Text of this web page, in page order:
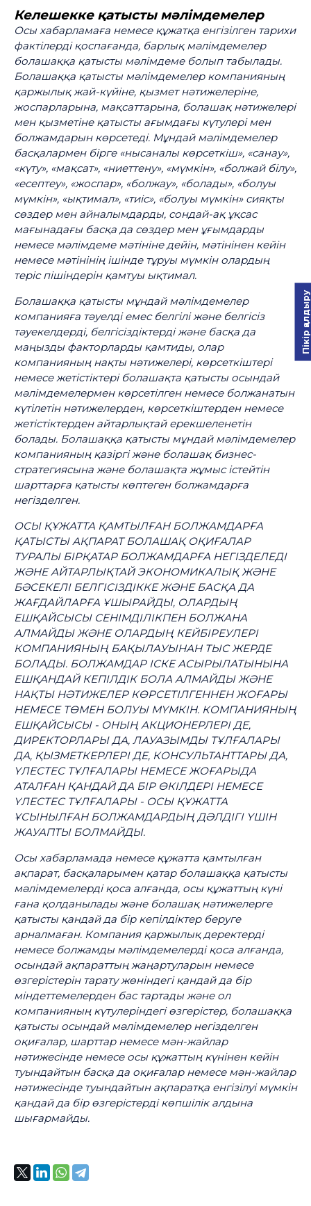
Келешекке қатысты мәлімдемелер
Осы хабарламаға немесе құжатқа енгізілген тарихи
фактілерді қоспағанда, барлық мәлімдемелер
болашаққа қатысты мәлімдеме болып табылады.
Болашаққа қатысты мәлімдемелер компанияның
қаржылық жай-күйіне, қызмет нәтижелеріне,
жоспарларына, мақсаттарына, болашақ нәтижелері
мен қызметіне қатысты ағымдағы күтулері мен
болжамдарын көрсетеді. Мұндай мәлімдемелер
басқалармен бірге «нысаналы көрсеткіш», «санау»,
«күту», «мақсат», «ниеттену», «мүмкін», «болжай білу»,
«есептеу», «жоспар», «болжау», «болады», «болуы
мүмкін», «ықтимал», «тиіс», «болуы мүмкін» сияқты
сөздер мен айналымдарды, сондай-ақ ұқсас
мағынадағы басқа да сөздер мен ұғымдарды
немесе мәлімдеме мәтініне дейін, мәтінінен кейін
немесе мәтінінің ішінде тұруы мүмкін олардың
теріс пішіндерін қамтуы ықтимал.
Болашаққа қатысты мұндай мәлімдемелер
компанияға тәуелді емес белгілі және белгісіз
тәуекелдерді, белгісіздіктерді және басқа да
маңызды факторларды қамтиды, олар
компанияның нақты нәтижелері, көрсеткіштері
немесе жетістіктері болашақта қатысты осындай
мәлімдемелермен көрсетілген немесе болжанатын
күтілетін нәтижелерден, көрсеткіштерден немесе
жетістіктерден айтарлықтай ерекшеленетін
болады. Болашаққа қатысты мұндай мәлімдемелер
компанияның қазіргі және болашақ бизнес-
стратегиясына және болашақта жұмыс істейтін
шарттарға қатысты көптеген болжамдарға
негізделген.
ОСЫ ҚҰЖАТТА ҚАМТЫЛҒАН БОЛЖАМДАРҒА
ҚАТЫСТЫ АҚПАРАТ БОЛАШАҚ ОҚИҒАЛАР
ТУРАЛЫ БІРҚАТАР БОЛЖАМДАРҒА НЕГІЗДЕЛЕДІ
ЖӘНЕ АЙТАРЛЫҚТАЙ ЭКОНОМИКАЛЫҚ ЖӘНЕ
БӘСЕКЕЛІ БЕЛГІСІЗДІККЕ ЖӘНЕ БАСҚА ДА
ЖАҒДАЙЛАРҒА ҰШЫРАЙДЫ, ОЛАРДЫҢ
ЕШҚАЙСЫСЫ СЕНІМДІЛІКПЕН БОЛЖАНА
АЛМАЙДЫ ЖӘНЕ ОЛАРДЫҢ КЕЙБІРЕУЛЕРІ
КОМПАНИЯНЫҢ БАҚЫЛАУЫНАН ТЫС ЖЕРДЕ
БОЛАДЫ. БОЛЖАМДАР ІСКЕ АСЫРЫЛАТЫНЫНА
ЕШҚАНДАЙ КЕПІЛДІК БОЛА АЛМАЙДЫ ЖӘНЕ
НАҚТЫ НӘТИЖЕЛЕР КӨРСЕТІЛГЕННЕН ЖОҒАРЫ
НЕМЕСЕ ТӨМЕН БОЛУЫ МҮМКІН. КОМПАНИЯНЫҢ
ЕШҚАЙСЫСЫ - ОНЫҢ АКЦИОНЕРЛЕРІ ДЕ,
ДИРЕКТОРЛАРЫ ДА, ЛАУАЗЫМДЫ ТҰЛҒАЛАРЫ
ДА, ҚЫЗМЕТКЕРЛЕРІ ДЕ, КОНСУЛЬТАНТТАРЫ ДА,
ҮЛЕСТЕС ТҰЛҒАЛАРЫ НЕМЕСЕ ЖОҒАРЫДА
АТАЛҒАН ҚАНДАЙ ДА БІР ӨКІЛДЕРІ НЕМЕСЕ
ҮЛЕСТЕС ТҰЛҒАЛАРЫ - ОСЫ ҚҰЖАТТА
ҰСЫНЫЛҒАН БОЛЖАМДАРДЫҢ ДӘЛДІГІ ҮШІН
ЖАУАПТЫ БОЛМАЙДЫ.
Осы хабарламада немесе құжатта қамтылған
ақпарат, басқаларымен қатар болашаққа қатысты
мәлімдемелерді қоса алғанда, осы құжаттың күні
ғана қолданылады және болашақ нәтижелерге
қатысты қандай да бір кепілдіктер беруге
арналмаған. Компания қаржылық деректерді
немесе болжамды мәлімдемелерді қоса алғанда,
осындай ақпараттың жаңартуларын немесе
өзгерістерін тарату жөніндегі қандай да бір
міндеттемелерден бас тартады және ол
компанияның күтулеріндегі өзгерістер, болашаққа
қатысты осындай мәлімдемелер негізделген
оқиғалар, шарттар немесе мән-жайлар
нәтижесінде немесе осы құжаттың күнінен кейін
туындайтын басқа да оқиғалар немесе мән-жайлар
нәтижесінде туындайтын ақпаратқа енгізілуі мүмкін
қандай да бір өзгерістерді көпшілік алдына
шығармайды.
Пікір қалдыру